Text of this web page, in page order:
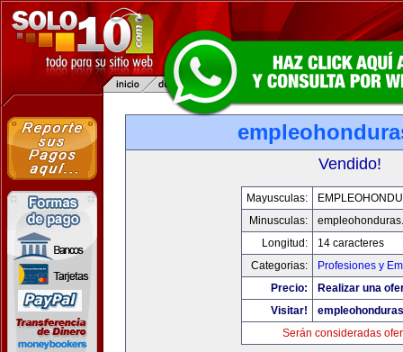
Vendido!
Mayusculas:
Minusculas:
Longitud:
14 caracteres
Categorias:
Profesiones y
Precio:
Realizar una
Visitar!
Serán consideradas